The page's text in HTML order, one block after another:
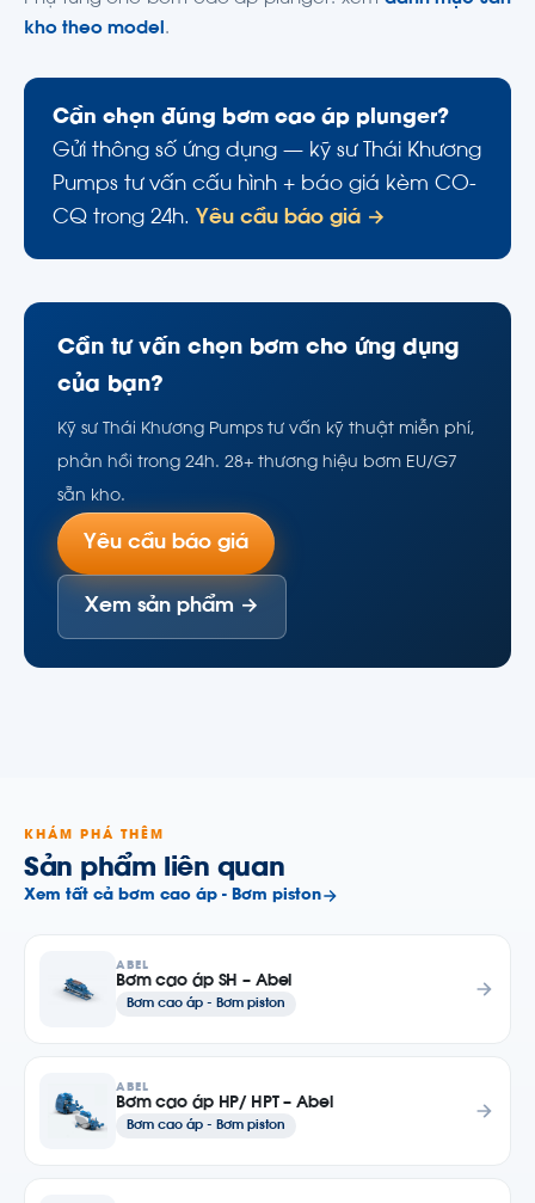
kho theo model .
Cần chọn đúng bơm cao áp plunger?
Gửi thông số ứng dụng — kỹ sư Thái Khương
Pumps tư vấn cấu hình + báo giá kèm CO-
CQ trong 24h. Yêu cầu báo giá →
Cần tư vấn chọn bơm cho ứng dụng
của bạn?
Kỹ sư Thái Khương Pumps tư vấn kỹ thuật miễn phí,
phản hồi trong 24h. 28+ thương hiệu bơm EU/G7
sẵn kho.
Yêu cầu báo giá
Xem sản phẩm →
KHÁM PHÁ THÊM
Sản phẩm liên quan
Xem tất cả bơm cao áp - Bơm piston
ABEL
Bơm cao áp SH – Abel
Bơm cao áp - Bơm piston
ABEL
Bơm cao áp HP/ HPT – Abel
Bơm cao áp - Bơm piston